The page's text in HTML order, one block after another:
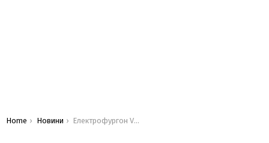
You are here:
Home Новини Електрофургон Volkswagen ID. Buzz почали серійно збирати на заводі у Німеччині